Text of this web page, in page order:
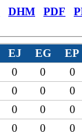
DHM PDF
EJ EG EP
0 0 0
0 0 0
0 0 0
0 0 0